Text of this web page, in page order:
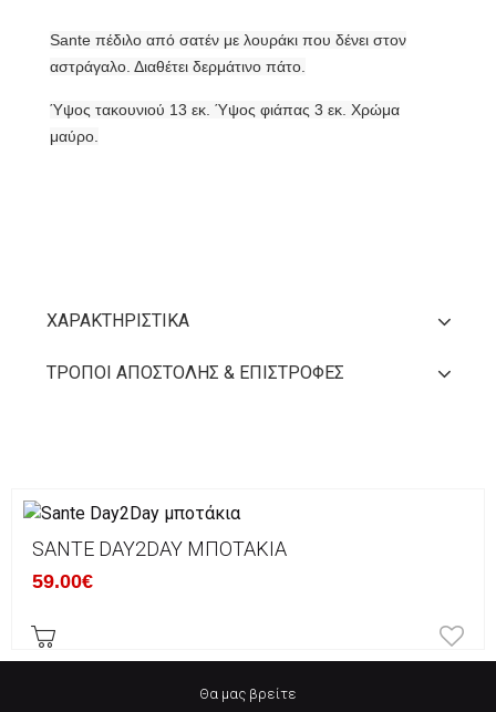
Sante πέδιλο από σατέν με λουράκι που δένει στον
αστράγαλο. Διαθέτει δερμάτινο πάτο.
Ύψος τακουνιού 13 εκ. Ύψος φιάπας 3 εκ. Χρώμα
μαύρο.
ΧΑΡΑΚΤΗΡΙΣΤΙΚΆ
ΤΡΌΠΟΙ ΑΠΟΣΤΟΛΉΣ & ΕΠΙΣΤΡΟΦΈΣ
SANTE DAY2DAY ΜΠΟΤΆΚΙΑ
59.00€
Θα μας βρείτε